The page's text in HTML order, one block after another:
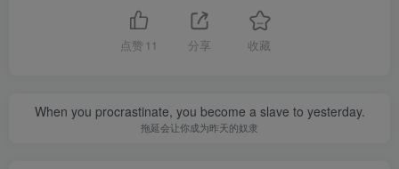
点赞 11 分享 收藏
When you procrastinate, you become a slave to yesterday.
拖延会让你成为昨天的奴隶